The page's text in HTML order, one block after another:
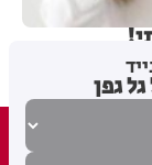
גפן